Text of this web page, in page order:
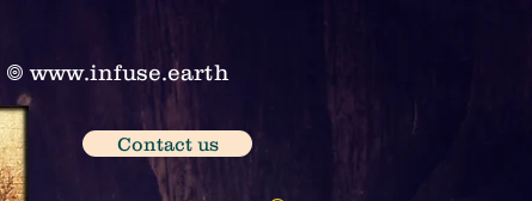
𖣠 www.infuse.earth
Contact us